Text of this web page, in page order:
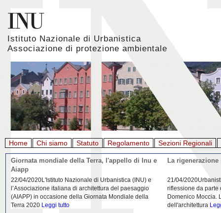
Istituto Nazionale di Urbanistica
Associazione di protezione ambientale
Home Chi siamo Statuto Regolamento Sezioni Regionali
Giornata mondiale della Terra, l'appello di Inu e
Aiapp
22/04/2020L'Istituto Nazionale di Urbanistica (INU) e
l’Associazione italiana di architettura del paesaggio
(AIAPP) in occasione della Giornata Mondiale della
Terra 2020 Leggi tutto
La
21/04/
riflessione da parte
Domenico Moccia.
dell'architettura